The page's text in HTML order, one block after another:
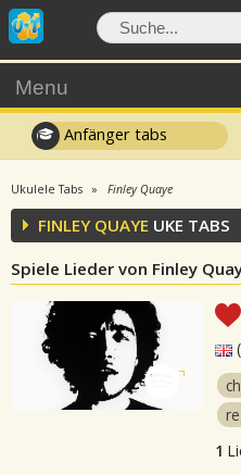
Menu
Anfänger tabs
Ukulele Tabs Finley Quaye
FINLEY QUAYE UKE TABS
Spiele Lieder von Finley
(
1